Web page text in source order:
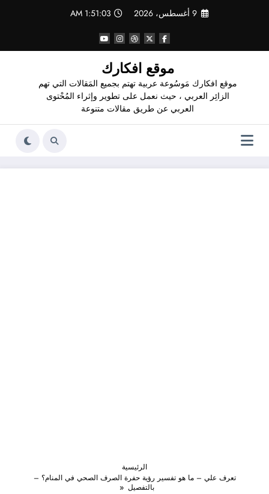
9 أغسطس، 2026 1:51:04 AM
موقع افكارك
موقع افكارك مَوسُوعة عربية تهتم بجميع المَقالات التي تهم
الزائِر العربي ، حيث نعمل على تطوير وإثراء المُحْتوى
العربي عن طريق مقالات متنوعة
الرئيسية
تعرف علي – ما هو تفسير رؤية حفرة الصرف الصحي في المنام؟ –
بالتفصيل